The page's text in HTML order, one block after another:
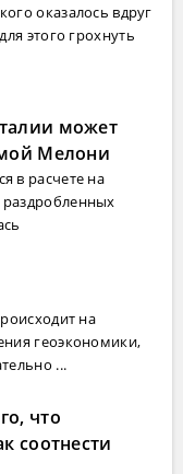
оказалось вдруг
этого грохнуть
может
Мелони
в расчете на
на
геоэкономики,
...
что
соотнести